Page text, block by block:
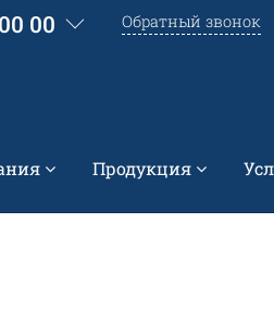
00 Обратный звонок
Продукция